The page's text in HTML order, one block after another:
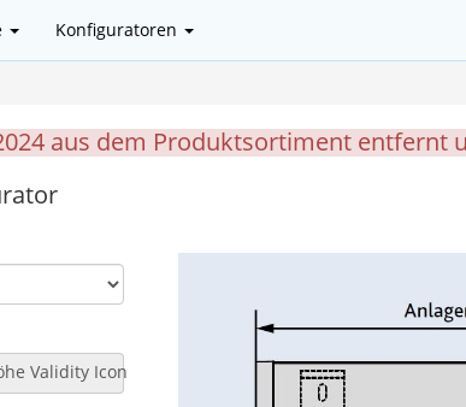
Konfiguratoren
aus dem Produktsortiment entfernt